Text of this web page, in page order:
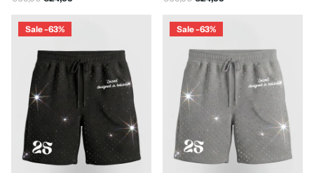
SIZE CHART
Height Size
<155-169cm X-Small
170-177cm Small
178-185cm Medium
Sale -63% Sale -63%